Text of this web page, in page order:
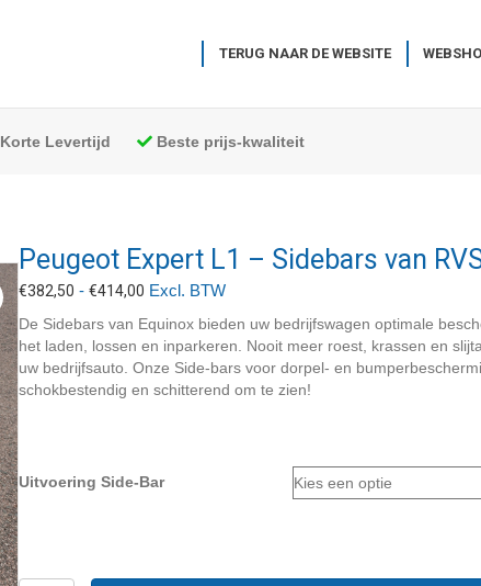
TERUG NAAR DE WEBSITE
Korte Levertijd Beste prijs-kwaliteit
Peugeot Expert L1 – Sidebars van
€382,50 - €414,00 Prijsklasse:
tot
€414,00
Excl. BTW
De Sidebars van Equinox bieden uw bedrijfswagen optimale
het laden, lossen en inparkeren. Nooit meer roest, krassen en
uw bedrijfsauto. Onze Side-bars voor dorpel- en
schokbestendig en schitterend om te zien!
Uitvoering Side-Bar